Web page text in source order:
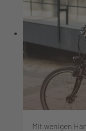
Mit wenigen